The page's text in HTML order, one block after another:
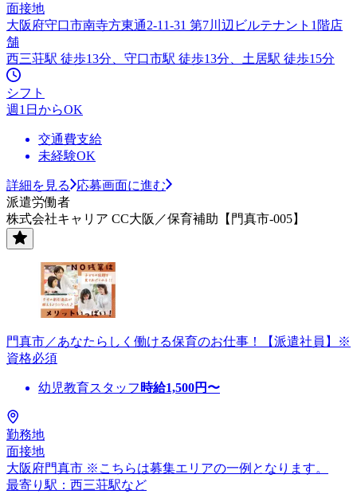
面接地
大阪府守口市南寺方東通2-11-31 第7川辺ビルテナント1階店
舗
西三荘駅 徒歩13分、守口市駅 徒歩13分、土居駅 徒歩15分
シフト
週1日からOK
交通費支給
未経験OK
詳細を見る
応募画面に進む
派遣労働者
株式会社キャリア CC大阪／保育補助【門真市-005】
門真市／あなたらしく働ける保育のお仕事！【派遣社員】※
資格必須
幼児教育スタッフ 時給1,500円〜
勤務地
面接地
大阪府門真市 ※こちらは募集エリアの一例となります。
最寄り駅：西三荘駅など